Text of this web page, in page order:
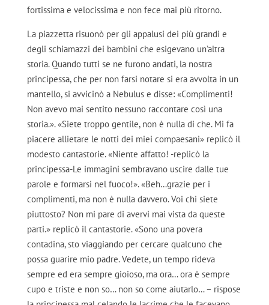
fortissima e velocissima e non fece mai più ritorno.
La piazzetta risuonò per gli appalusi dei più grandi e
degli schiamazzi dei bambini che esigevano un’altra
storia. Quando tutti se ne furono andati, la nostra
principessa, che per non farsi notare si era avvolta in un
mantello, si avvicinò a Nebulus e disse: «Complimenti!
Non avevo mai sentito nessuno raccontare così una
storia.». «Siete troppo gentile, non è nulla di che. Mi fa
piacere allietare le notti dei miei compaesani» replicò il
modesto cantastorie. «Niente affatto! -replicò la
principessa-Le immagini sembravano uscire dalle tue
parole e formarsi nel fuoco!». «Beh…grazie per i
complimenti, ma non è nulla davvero. Voi chi siete
piuttosto? Non mi pare di avervi mai vista da queste
parti.» replicò il cantastorie. «Sono una povera
contadina, sto viaggiando per cercare qualcuno che
possa guarire mio padre. Vedete, un tempo rideva
sempre ed era sempre gioioso, ma ora… ora è sempre
cupo e triste e non so… non so come aiutarlo… – rispose